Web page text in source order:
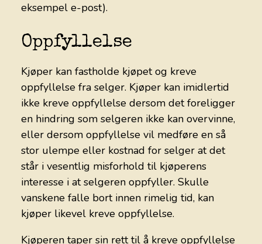
eksempel e-post).
Oppfyllelse
Kjøper kan fastholde kjøpet og kreve
oppfyllelse fra selger. Kjøper kan imidlertid
ikke kreve oppfyllelse dersom det foreligger
en hindring som selgeren ikke kan overvinne,
eller dersom oppfyllelse vil medføre en så
stor ulempe eller kostnad for selger at det
står i vesentlig misforhold til kjøperens
interesse i at selgeren oppfyller. Skulle
vanskene falle bort innen rimelig tid, kan
kjøper likevel kreve oppfyllelse.
Kjøperen taper sin rett til å kreve oppfyllelse